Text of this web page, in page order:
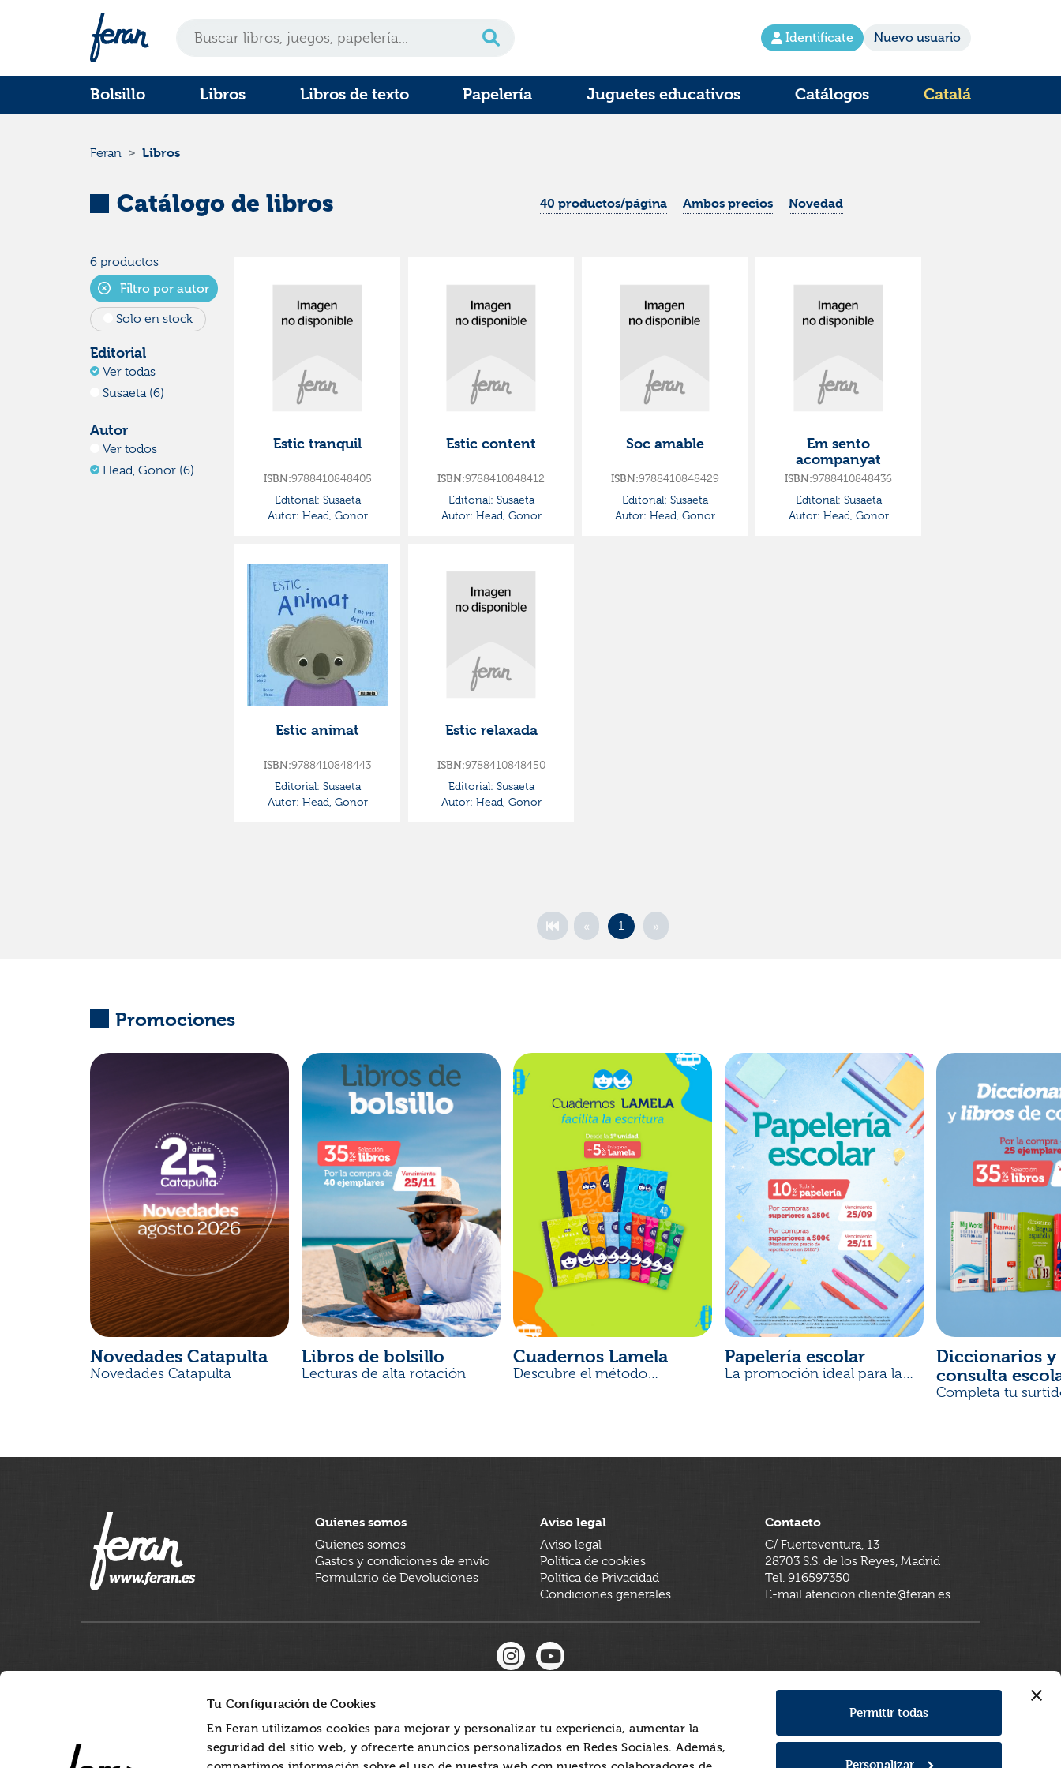
Tu Configuración de Cookies
En Feran utilizamos cookies para mejorar y personalizar tu experiencia, aumentar la
seguridad del sitio web, y ofrecerte anuncios personalizados en Redes Sociales. Además,
Permitir todas
Personalizar
Identifícate Nuevo usuario
Bolsillo Libros Libros de texto Papelería Juguetes educativos Catálogos Catalá
Feran Libros
Catálogo de libros 40 productos/página Ambos precios Novedad
6 productos
Filtro por autor
Solo en stock
Editorial
Ver todas
Susaeta (6)
Autor
Ver todos
Head, Gonor (6)
Estic tranquil
ISBN:9788410848405
Editorial: Susaeta
Autor: Head, Gonor
Estic content
ISBN:9788410848412
Editorial: Susaeta
Autor: Head, Gonor
Soc amable
ISBN:9788410848429
Editorial: Susaeta
Autor: Head, Gonor
Em sento
acompanyat
ISBN:9788410848436
Editorial: Susaeta
Autor: Head, Gonor
Estic animat
ISBN:9788410848443
Editorial: Susaeta
Autor: Head, Gonor
Estic relaxada
ISBN:9788410848450
Editorial: Susaeta
Autor: Head, Gonor
« 1 »
Promociones
Novedades Catapulta
Novedades Catapulta
Libros de bolsillo
Lecturas de alta rotación
Cuadernos Lamela
Descubre el método
Papelería escolar
La promoción ideal para la
Diccionarios y
consulta
Completa tu
Quienes somos
Quienes somos
Gastos y condiciones de envío
Formulario de Devoluciones
Aviso legal
Aviso legal
Política de cookies
Política de Privacidad
Condiciones generales
Contacto
C/ Fuerteventura, 13
28703 S.S. de los Reyes, Madrid
Tel. 916597350
E-mail atencion.cliente@feran.es